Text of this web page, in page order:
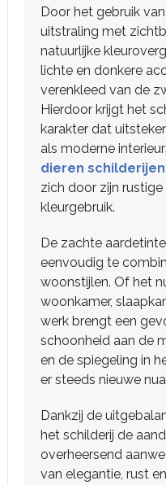
Door het gebruik
uitstraling met
natuurlijke
lichte en donkere
verenkleed van de
Hierdoor krijgt het
karakter dat
als moderne
dieren schilderijen
zich door zijn
kleurgebruik.
De zachte
eenvoudig te
woonstijlen. Of het
woonkamer,
werk brengt een
schoonheid aan de
en de spiegeling in
er steeds nieuwe
Dankzij de
het schilderij de
overheersend
van elegantie, rust